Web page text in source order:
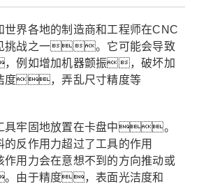
世界各地的制造商和工程师在CNC
挑战之一。它可能会导致
例如增加机器颤振，破坏加
度，弄乱尺寸精度等
牢固地放置在卡盘中。
反作用力超过了工具的作用
力会在意想不到的方向推动或
由于精度，表面光洁度和